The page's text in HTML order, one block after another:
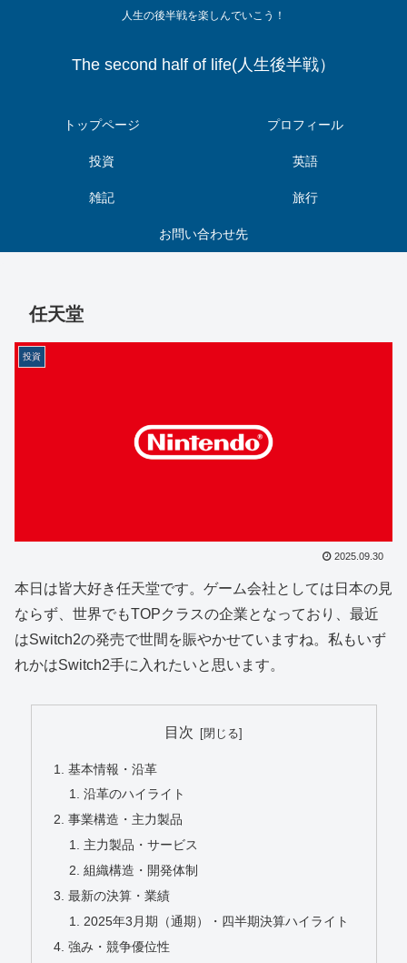
人生の後半戦を楽しんでいこう！
The second half of life(人生後半戦）
トップページ プロフィール
投資 英語
雑記 旅行
お問い合わせ先
任天堂
投資
2025.09.30
本日は皆大好き任天堂です。ゲーム会社としては日本の見
ならず、世界でもTOPクラスの企業となっており、最近
はSwitch2の発売で世間を賑やかせていますね。私もいず
れかはSwitch2手に入れたいと思います。
目次
基本情報・沿革
沿革のハイライト
事業構造・主力製品
主力製品・サービス
組織構造・開発体制
最新の決算・業績
2025年3月期（通期）・四半期決算ハイライト
強み・競争優位性